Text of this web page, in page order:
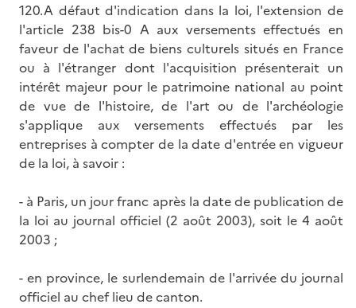
120.A défaut d'indication dans la loi, l'extension de
l'article 238 bis-0 A aux versements effectués en
faveur de l'achat de biens culturels situés en France
ou à l'étranger dont l'acquisition présenterait un
intérêt majeur pour le patrimoine national au point
de vue de l'histoire, de l'art ou de l'archéologie
s'applique aux versements effectués par les
entreprises à compter de la date d'entrée en vigueur
de la loi, à savoir :
- à Paris, un jour franc après la date de publication de
la loi au journal officiel (2 août 2003), soit le 4 août
2003 ;
- en province, le surlendemain de l'arrivée du journal
officiel au chef lieu de canton.